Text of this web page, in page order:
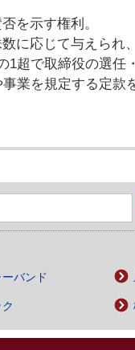
を示す権利。
に応じて与えられ
1超で取締役の選任
業を規定する定款
バンド